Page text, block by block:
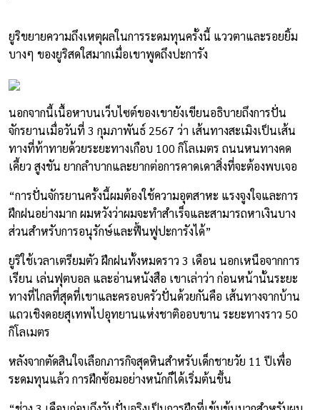
ยูริขยายความถึงเหตุผลในการระดมทุนครั้งนี้ แววตาและรอยยิ้ม
บางๆ ของยูริสดใสมากเมื่อเขาพูดถึงปะการัง
นอกจากนี้เนื้อหาบนเว็บไซต์ของเขายังเขียนอธิบายถึงการปั่น
จักรยานเมื่อวันที่ 3 กุมภาพันธ์ 2567 ว่า เส้นทางสะเมิงเป็นเส้น
ทางที่ท้าทายด้วยระยะทางเกือบ 100 กิโลเมตร ถนนหนทางคด
เคี้ยว สูงชัน ยากลำบากและยากต่อการคาดเดาสิ่งที่จะต้องพบเจอ
“การปั่นจักรยานครั้งนี้ผมต้องใช้ความอุตสาหะ แรงจูงใจและการ
ฝึกฝนอย่างมาก ผมหวังว่าผมจะทำสำเร็จและสามารถหาเงินบาง
ส่วนสำหรับการอนุรักษ์และฟื้นฟูปะการังได้”
ยูริใช้เวลาเตรียมตัว ฝึกฝนทั้งหมดราว 3 เดือน นอกเหนือจากการ
เรียน เล่นฟุตบอล และอ่านหนังสือ เขาเล่าว่า ก่อนหน้านั้นระยะ
ทางที่ไกลที่สุดที่เขาและครอบครัวปั่นด้วยกันคือ เส้นทางจากบ้าน
แถวเชิงดอยสุเทพไปอุทยานแห่งชาติออบขาน ระยะทางราว 50
กิโลเมตร
หลังจากตัดสินใจเลือกภารกิจสุดหินสำหรับเด็กชายวัย 11 ปีเพื่อ
ระดมทุนแล้ว การฝึกซ้อมอย่างหนักก็ได้เริ่มต้นขึ้น